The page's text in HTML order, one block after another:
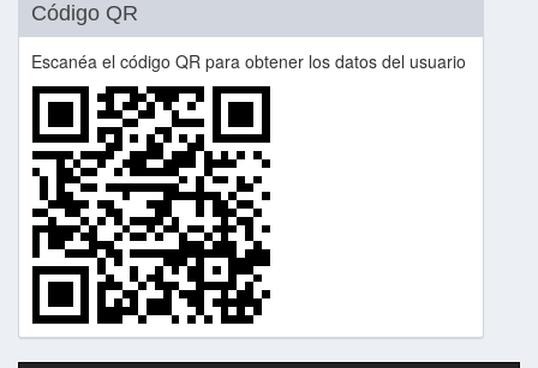
Código QR
Escanéa el código QR para obtener los datos del usuario